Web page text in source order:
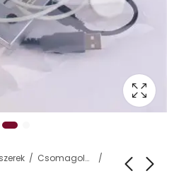
Csomagolás, tárolás